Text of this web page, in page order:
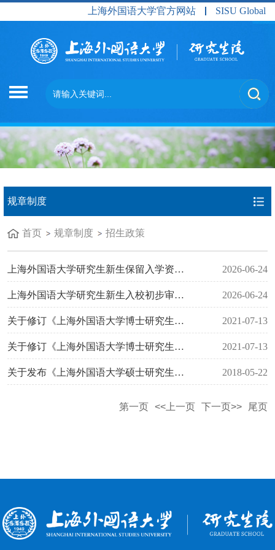
上海外国语大学官方网站 SISU Global
规章制度
首页 规章制度 招生政策
上海外国语大学研究生新生保留入学资格规定（上外研〔2026〕2号 ） 2026-06-24
上海外国语大学研究生新生入校初步审查及复查考核办法（上外研〔2026〕3号） 2026-06-24
关于修订《上海外国语大学博士研究生招生“申请—考核”制实施办法 》的通知（上外研〔2021〕6号） 2021-07-13
关于修订《上海外国语大学博士研究生招生工作管理规定》的通知（上外研〔2021〕7号） 2021-07-13
关于发布《上海外国语大学硕士研究生招生工作管理规定》的通知（上外研〔2017〕13号） 2018-05-22
第一页 <<上一页 下一页>> 尾页